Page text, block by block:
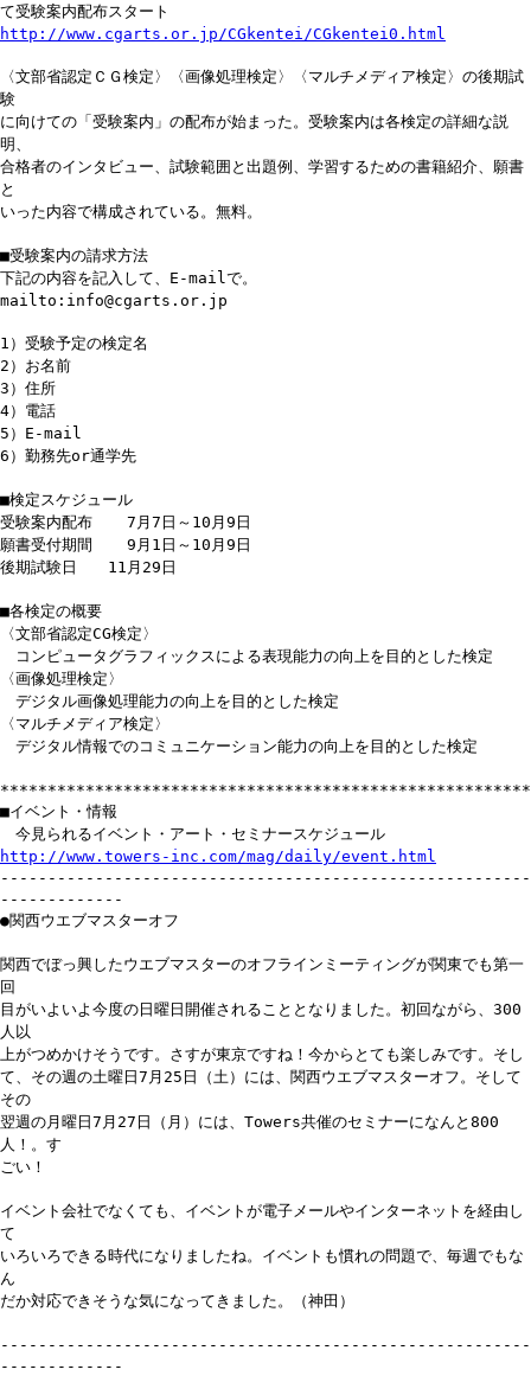
て受験案内配布スタート
http://www.cgarts.or.jp/CGkentei/CGkentei0.html
〈文部省認定ＣＧ検定〉〈画像処理検定〉〈マルチメディア検定〉の後期試
験
に向けての「受験案内」の配布が始まった。受験案内は各検定の詳細な説
明、
合格者のインタビュー、試験範囲と出題例、学習するための書籍紹介、願書
と
いった内容で構成されている。無料。
■受験案内の請求方法
下記の内容を記入して、E-mailで。
mailto:info@cgarts.or.jp
1）受験予定の検定名
2）お名前
3）住所
4）電話
5）E-mail
6）勤務先or通学先
■検定スケジュール
受験案内配布 7月7日～10月9日
願書受付期間 9月1日～10月9日
後期試験日 11月29日
■各検定の概要
〈文部省認定CG検定〉
コンピュータグラフィックスによる表現能力の向上を目的とした検定
〈画像処理検定〉
デジタル画像処理能力の向上を目的とした検定
〈マルチメディア検定〉
デジタル情報でのコミュニケーション能力の向上を目的とした検定
■イベント・情報
今見られるイベント・アート・セミナースケジュール
http://www.towers-inc.com/mag/daily/event.html
--------------------------------------------------------
-------------
●関西ウエブマスターオフ
関西でぼっ興したウエブマスターのオフラインミーティングが関東でも第一
回
目がいよいよ今度の日曜日開催されることとなりました。初回ながら、300
人以
上がつめかけそうです。さすが東京ですね！今からとても楽しみです。そし
て、その週の土曜日7月25日（土）には、関西ウエブマスターオフ。そして
その
翌週の月曜日7月27日（月）には、Towers共催のセミナーになんと800
人！。す
ごい！
イベント会社でなくても、イベントが電子メールやインターネットを経由し
て
いろいろできる時代になりましたね。イベントも慣れの問題で、毎週でもな
ん
だか対応できそうな気になってきました。（神田）
--------------------------------------------------------
-------------